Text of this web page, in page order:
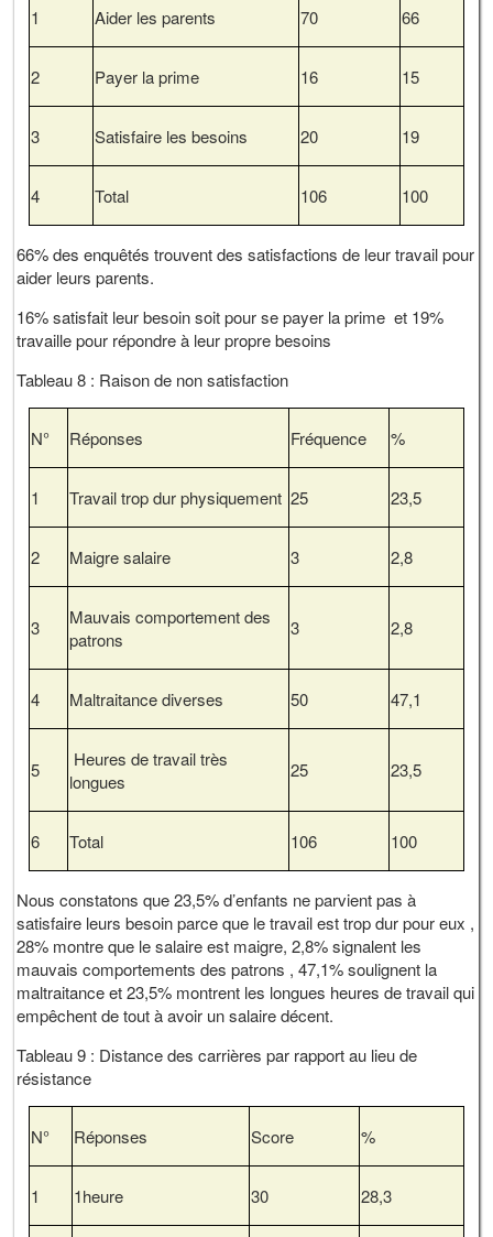
1 Aider les parents 70 66
2 Payer la prime 16 15
3 Satisfaire les besoins 20 19
4 Total 106 100
66% des enquêtés trouvent des satisfactions de leur travail pour
aider leurs parents.
16% satisfait leur besoin soit pour se payer la prime et 19%
travaille pour répondre à leur propre besoins
Tableau 8 : Raison de non satisfaction
N° Réponses Fréquence %
1 Travail trop dur physiquement 25 23,5
2 Maigre salaire 3 2,8
3
Mauvais comportement des
patrons
3 2,8
4 Maltraitance diverses 50 47,1
5
Heures de travail très
longues
25 23,5
6 Total 106 100
Nous constatons que 23,5% d’enfants ne parvient pas à
satisfaire leurs besoin parce que le travail est trop dur pour eux ,
28% montre que le salaire est maigre, 2,8% signalent les
mauvais comportements des patrons , 47,1% soulignent la
maltraitance et 23,5% montrent les longues heures de travail qui
empêchent de tout à avoir un salaire décent.
Tableau 9 : Distance des carrières par rapport au lieu de
résistance
N° Réponses Score %
1 1heure 30 28,3